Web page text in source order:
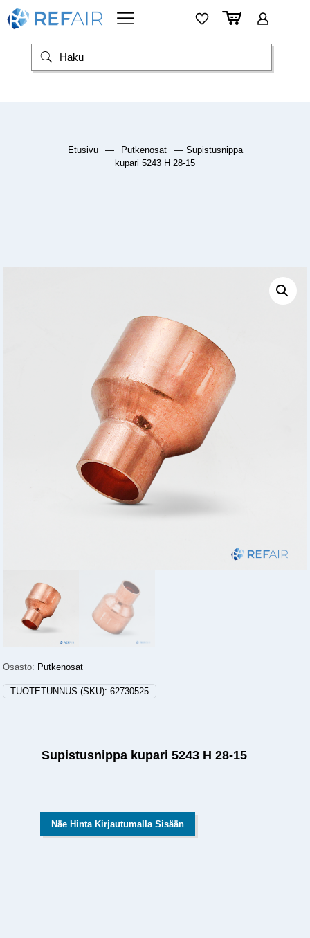
Etusivu — Putkenosat — Supistusnippa
kupari 5243 H 28-15
Osasto: Putkenosat
TUOTETUNNUS (SKU):62730525
Supistusnippa kupari 5243 H 28-15
Näe Hinta Kirjautumalla Sisään